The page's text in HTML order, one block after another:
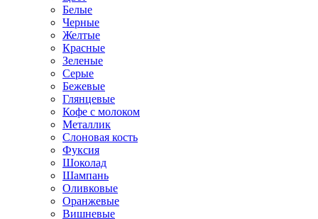
Белые
Черные
Желтые
Красные
Зеленые
Серые
Бежевые
Глянцевые
Кофе с молоком
Металлик
Слоновая кость
Фуксия
Шоколад
Шампань
Оливковые
Оранжевые
Вишневые